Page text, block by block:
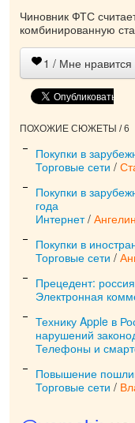
Чиновник ФТС
комбинированную
1 / Мне нравится
ПОХОЖИЕ СЮЖЕТЫ / 6
Покупки в
Торговые сети /
Покупки в
года
Интернет/
Покупки в
Торговые сети /
Прецедент:
Электронная
Технику Apple в
нарушений
Телефоны и
Повышение
Торговые сети /